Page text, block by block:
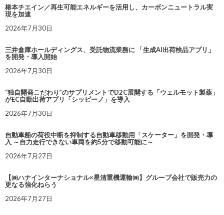
椿本チエイン／再生可能エネルギーを活用し、カーボンニュートラル実
現を加速
2026年7月30日
三井倉庫ホールディングス、受託物流業務に 「生成AI出荷検品アプリ」
を開発・導入開始
2026年7月30日
“独自開発こだわり”のサプリメントでD2C展開する「ウェルモット製薬」
がEC自動出荷アプリ「シッピーノ」を導入
2026年7月30日
自動車船の荷役中断を抑制する自動車移動用「スケーター」を開発・導
入 ～自力走行できない車両を約5分で移動可能に～
2026年7月27日
【㈱ハナインターナショナル×星清重機運輸㈱】グループ会社で販売力の
更なる強化ねらう
2026年7月27日